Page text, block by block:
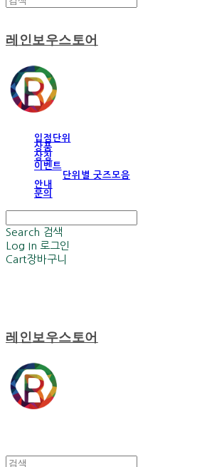
레인보우스토어
입점단위
상품
상징
이벤트
단위별 굿즈모음
안내
문의
Search 검색
Log In 로그인
Cart장바구니
레인보우스토어